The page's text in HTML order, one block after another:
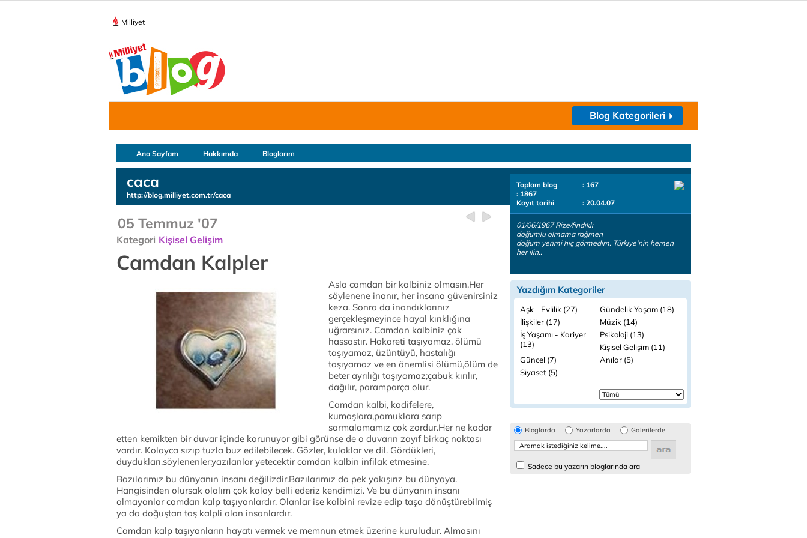
Milliyet
Blog Kategorileri
Ana Sayfam Hakkımda Bloglarım
caca
http://blog.milliyet.com.tr/caca
05 Temmuz '07
Kategori Kişisel Gelişim
Camdan Kalpler
Asla camdan bir kalbiniz olmasın.Her
söylenene inanır, her insana güvenirsiniz
keza. Sonra da inandıklarınız
gerçekleşmeyince hayal kırıklığına
uğrarsınız. Camdan kalbiniz çok
hassastır. Hakareti taşıyamaz, ölümü
taşıyamaz, üzüntüyü, hastalığı
taşıyamaz ve en önemlisi ölümü,ölüm de
beter ayrılığı taşıyamaz;çabuk kırılır,
dağılır, paramparça olur.
Camdan kalbi, kadifelere,
kumaşlara,pamuklara sarıp
sarmalamamız çok zordur.Her ne kadar
etten kemikten bir duvar içinde korunuyor gibi görünse de o duvarın zayıf birkaç noktası
vardır. Kolayca sızıp tuzla buz edilebilecek. Gözler, kulaklar ve dil. Gördükleri,
duydukları,söylenenler,yazılanlar yetecektir camdan kalbin infilak etmesine.
Bazılarımız bu dünyanın insanı değilizdir.Bazılarımız da pek yakışırız bu dünyaya.
Hangisinden olursak olalım çok kolay belli ederiz kendimizi. Ve bu dünyanın insanı
olmayanlar camdan kalp taşıyanlardır. Olanlar ise kalbini revize edip taşa dönüştürebilmiş
ya da doğuştan taş kalpli olan insanlardır.
Camdan kalp taşıyanların hayatı vermek ve memnun etmek üzerine kuruludur. Almasını
Toplam blog
: 167
: 1867
Kayıt tarihi
: 20.04.07
01/06/1967 Rize/fındıklı
doğumlu olmama rağmen
doğum yerimi hiç görmedim. Türkiye'nin hemen
her ilin..
Yazdığım Kategoriler
Aşk - Evlilik (27)
Gündelik Yaşam (18)
İlişkiler (17)
Müzik (14)
İş Yaşamı - Kariyer
(13)
Psikoloji (13)
Kişisel Gelişim (11)
Güncel (7)
Anılar (5)
Siyaset (5)
Bloglarda Yazarlarda Galerilerde
Sadece bu yazarın bloglarında ara